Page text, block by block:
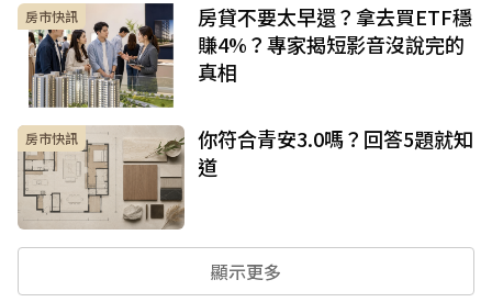
房市快訊
房貸不要太早還？拿去買ETF穩
賺4%？專家揭短影音沒說完的
真相
房市快訊
你符合青安3.0嗎？回答5題就知
道
顯示更多